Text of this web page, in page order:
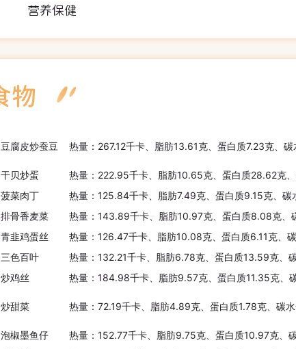
营养保健
豆腐皮炒蚕豆 热量：267.12千卡、脂肪13.61克、蛋白质7.23克、
干贝炒蛋
热量：222.95千卡、脂肪10.65克、蛋白质28.62克
菠菜肉丁
热量：125.84千卡、脂肪7.49克、蛋白质9.15克、碳
排骨香麦菜
热量：143.89千卡、脂肪10.97克、蛋白质8.08克、
青韭鸡蛋丝
热量：126.47千卡、脂肪10.08克、蛋白质6.11克、
三色百叶
热量：132.21千卡、脂肪6.78克、蛋白质13.59克、
炒鸡丝
热量：184.98千卡、脂肪9.57克、蛋白质11.35克、
炒甜菜 热量：72.19千卡、脂肪4.89克、蛋白质1.78克、碳
泡椒墨鱼仔
热量：152.77千卡、脂肪9.75克、蛋白质10.97克、